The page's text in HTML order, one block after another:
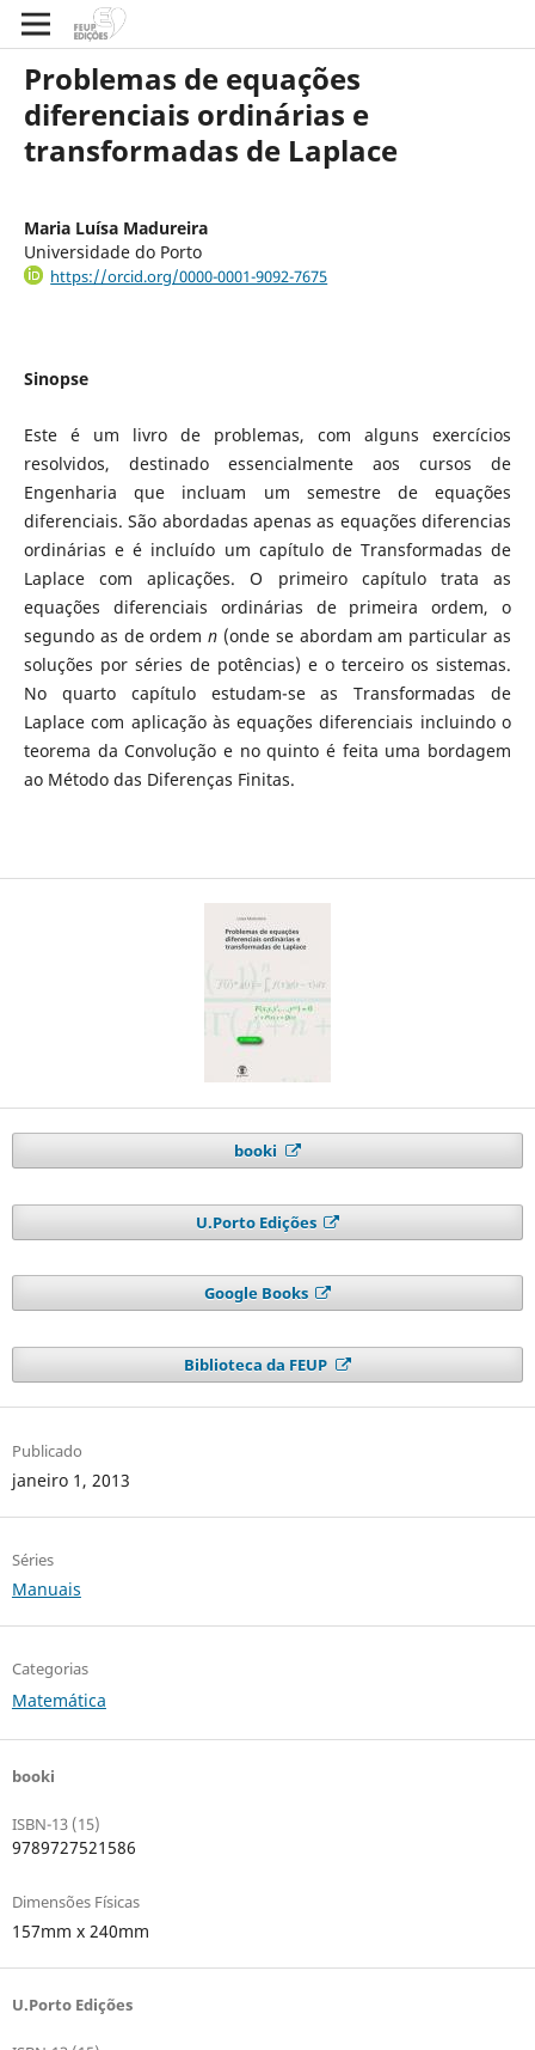
Problemas de equações
diferenciais ordinárias e
transformadas de Laplace
Maria Luísa Madureira
Universidade do Porto
https://orcid.org/0000-0001-9092-7675
Sinopse
Este é um livro de problemas, com alguns exercícios
resolvidos, destinado essencialmente aos cursos de
Engenharia que incluam um semestre de equações
diferenciais. São abordadas apenas as equações diferencias
ordinárias e é incluído um capítulo de Transformadas de
Laplace com aplicações. O primeiro capítulo trata as
equações diferenciais ordinárias de primeira ordem, o
segundo as de ordemn (onde se abordam am particular as
soluções por séries de potências) e o terceiro os sistemas.
No quarto capítulo estudam-se as Transformadas de
Laplace com aplicação às equações diferenciais incluindo o
teorema da Convolução e no quinto é feita uma bordagem
ao Método das Diferenças Finitas.
booki
U.Porto Edições
Google Books
Biblioteca da FEUP
Publicado
janeiro 1, 2013
Séries
Manuais
Categorias
Matemática
booki
ISBN-13 (15)
9789727521586
Dimensões Físicas
157mm x 240mm
U.Porto Edições